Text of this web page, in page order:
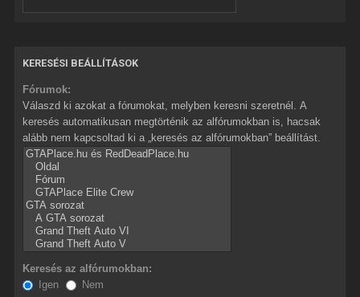
KERESÉSI BEÁLLÍTÁSOK
Fórumok:
Válaszd ki azokat a fórumokat, melyben keresni szeretnél. A
keresés automatikusan megtörténik az alfórumokban is, hacsak
alább nem kapcsoltad ki a „keresés az alfórumokban” beállítást.
Keresés az alfórumokban:
Igen
Nem